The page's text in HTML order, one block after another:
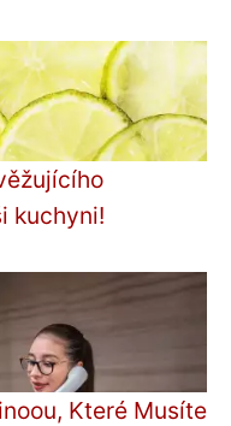
kuchyni!
Které Musíte